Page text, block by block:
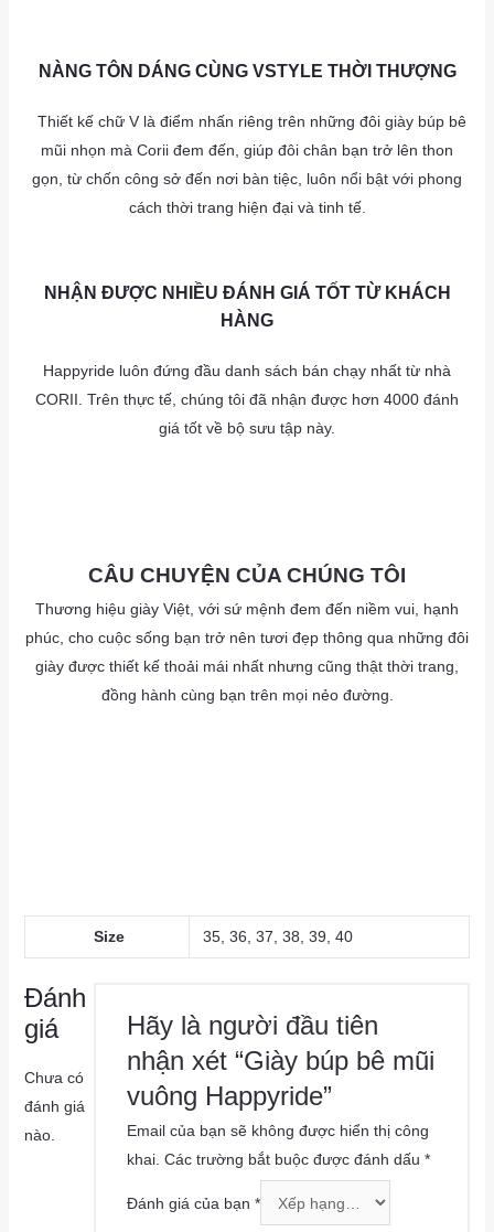
NÀNG TÔN DÁNG CÙNG VSTYLE THỜI THƯỢNG
⁠ ⁠ Thiết kế chữ V là điểm nhấn riêng trên những đôi giày búp bê
mũi nhọn mà Corii đem đến, giúp đôi chân bạn trở lên thon
gọn, từ chốn công sở đến nơi bàn tiệc, luôn nổi bật với phong
cách thời trang hiện đại và tinh tế.
NHẬN ĐƯỢC NHIỀU ĐÁNH GIÁ TỐT TỪ KHÁCH
HÀNG
Happyride luôn đứng đầu danh sách bán chạy nhất từ nhà
CORII. Trên thực tế, chúng tôi đã nhận được hơn 4000 đánh
giá tốt về bộ sưu tập này.
CÂU CHUYỆN CỦA CHÚNG TÔI
Thương hiệu giày Việt, với sứ mệnh đem đến niềm vui, hạnh
phúc, cho cuộc sống bạn trở nên tươi đẹp thông qua những đôi
giày được thiết kế thoải mái nhất nhưng cũng thật thời trang,
đồng hành cùng bạn trên mọi nẻo đường.
Size 35, 36, 37, 38, 39, 40
Đánh
giá
Chưa có
đánh giá
nào.
Hãy là người đầu tiên
nhận xét “Giày búp bê mũi
vuông Happyride”
Email của bạn sẽ không được hiển thị công
khai. Các trường bắt buộc được đánh dấu*
Đánh giá của bạn*